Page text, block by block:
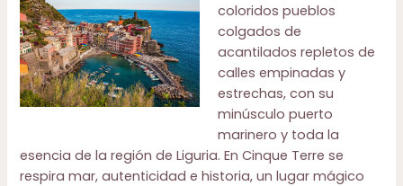
coloridos pueblos
colgados de
acantilados repletos de
calles empinadas y
estrechas, con su
minúsculo puerto
marinero y toda la
esencia de la región de Liguria. En Cinque Terre se
respira mar, autenticidad e historia, un lugar mágico